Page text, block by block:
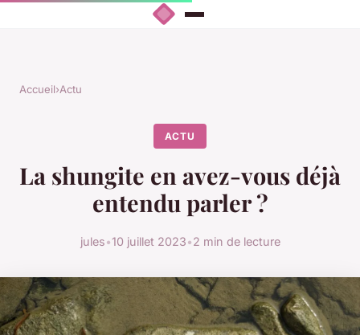
Accueil›Actu
ACTU
La shungite en avez-vous déjà
entendu parler ?
jules•10 juillet 2023•2 min de lecture